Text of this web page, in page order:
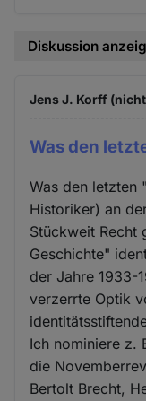
Diskussion
Jens J. Korff
Was den
Was den letzten
Historiker) an
Stückweit Recht
Geschichte"
der Jahre 1933-
verzerrte Optik
Ich nominiere z.
die
Bertolt Brecht,